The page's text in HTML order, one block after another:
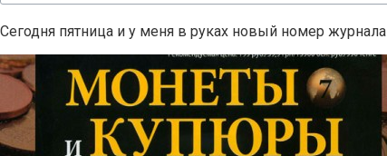
Сегодня пятница и у меня в руках новый номер журнала